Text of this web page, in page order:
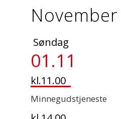
November
Søndag
01.11
kl.11.00
Minnegudstjeneste